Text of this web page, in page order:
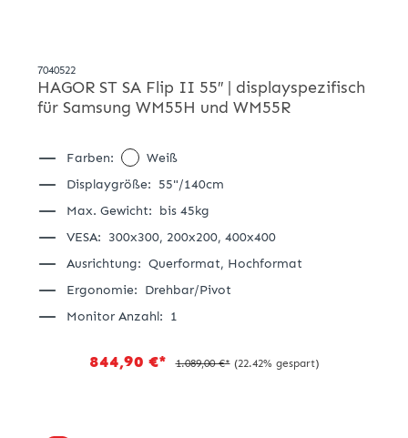
7040522
HAGOR ST SA Flip II 55″ | displayspezifisch
für Samsung WM55H und WM55R
Farben:
Weiß
Displaygröße: 55"/140cm
Max. Gewicht: bis 45kg
VESA: 300x300, 200x200, 400x400
Ausrichtung: Querformat, Hochformat
Ergonomie: Drehbar/Pivot
Monitor Anzahl: 1
844,90 €* 1.089,00 €* (22.42% gespart)